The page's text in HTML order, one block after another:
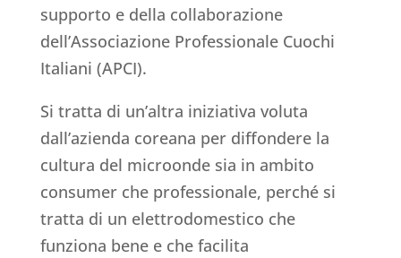
supporto e della collaborazione
dell’Associazione Professionale Cuochi
Italiani (APCI).
Si tratta di un’altra iniziativa voluta
dall’azienda coreana per diffondere la
cultura del microonde sia in ambito
consumer che professionale, perché si
tratta di un elettrodomestico che
funziona bene e che facilita